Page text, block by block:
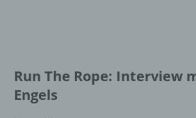
Run The Rope: Interview
Engels